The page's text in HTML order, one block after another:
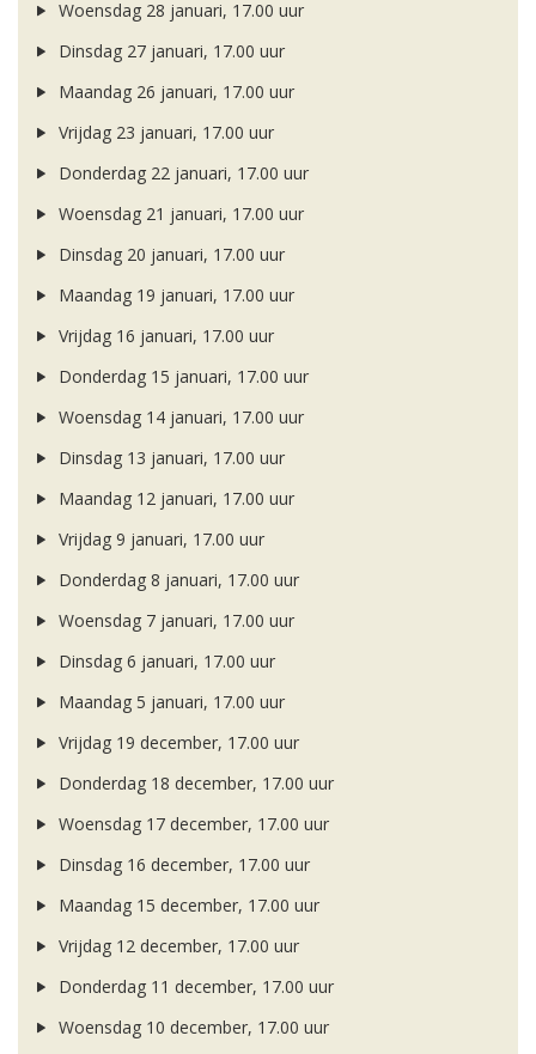
Woensdag 28 januari, 17.00 uur
Dinsdag 27 januari, 17.00 uur
Maandag 26 januari, 17.00 uur
Vrijdag 23 januari, 17.00 uur
Donderdag 22 januari, 17.00 uur
Woensdag 21 januari, 17.00 uur
Dinsdag 20 januari, 17.00 uur
Maandag 19 januari, 17.00 uur
Vrijdag 16 januari, 17.00 uur
Donderdag 15 januari, 17.00 uur
Woensdag 14 januari, 17.00 uur
Dinsdag 13 januari, 17.00 uur
Maandag 12 januari, 17.00 uur
Vrijdag 9 januari, 17.00 uur
Donderdag 8 januari, 17.00 uur
Woensdag 7 januari, 17.00 uur
Dinsdag 6 januari, 17.00 uur
Maandag 5 januari, 17.00 uur
Vrijdag 19 december, 17.00 uur
Donderdag 18 december, 17.00 uur
Woensdag 17 december, 17.00 uur
Dinsdag 16 december, 17.00 uur
Maandag 15 december, 17.00 uur
Vrijdag 12 december, 17.00 uur
Donderdag 11 december, 17.00 uur
Woensdag 10 december, 17.00 uur